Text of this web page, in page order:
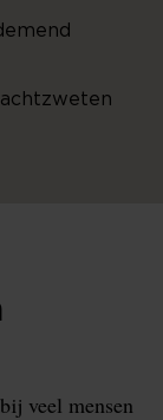
veel mensen